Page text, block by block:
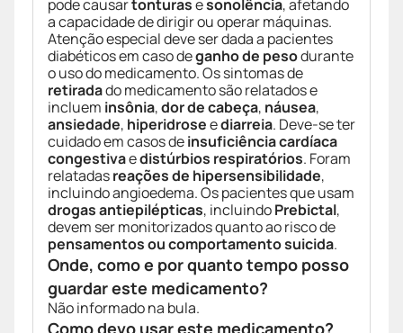
pode causartonturasesonolência, afetando
a capacidade de dirigir ou operar máquinas.
Atenção especial deve ser dada a pacientes
diabéticos em caso deganho de pesodurante
o uso do medicamento. Os sintomas de
retiradado medicamento são relatados e
incluem insônia,dor de cabeça, náusea,
ansiedade, hiperidroseediarreia. Deve-se ter
cuidado em casos deinsuficiência cardíaca
congestivaedistúrbios respiratórios. Foram
relatadasreações de hipersensibilidade,
incluindo angioedema. Os pacientes que usam
drogas antiepilépticas, incluindoPrebictal,
devem ser monitorizados quanto ao risco de
pensamentos ou comportamento suicida.
Onde, como e por quanto tempo posso
guardar este medicamento?
Não informado na bula.
Como devo usar este medicamento?